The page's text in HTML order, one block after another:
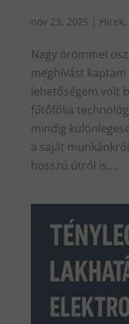
nov 23, 2025 | Hírek,
Nagy örömmel
meghívást kaptam
lehetőségem volt
fűtőfólia
mindig
a saját
hosszú útról is,...